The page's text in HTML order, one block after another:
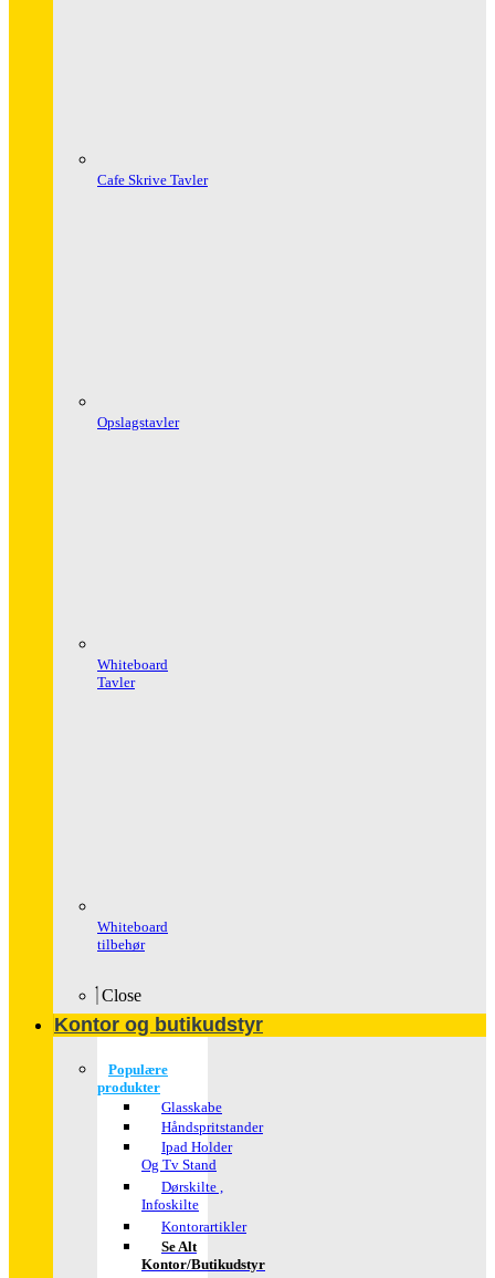
Cafe Skrive Tavler
Opslagstavler
Whiteboard
Tavler
Whiteboard
tilbehør
Close
Kontor og butikudstyr
Populære
produkter
Glasskabe
Håndspritstander
Ipad Holder
Og Tv Stand
Dørskilte ,
Infoskilte
Kontorartikler
Se Alt
Kontor/butikudstyr